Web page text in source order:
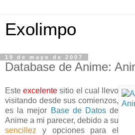
Exolimpo
19 de mayo de 2007
Database de Anime:
Esteexcelente sitio el cual llevo
visitando desde sus comienzos,
es la mejor Base de Datosde
Anime a mi parecer, debido a su
sencillez y opciones para el